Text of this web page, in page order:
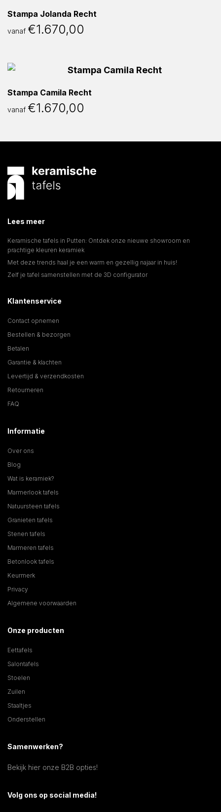
Stampa Jolanda Recht
vanaf €1.670,00
Stampa Camila Recht
vanaf €1.670,00
Lees meer
Keramische tafels in Putten: Ontdek onze nieuwe showroom en
prachtige kleuren keramiek
Met deze trends haal je een warm en gezellig najaar in huis!
Zelf je tafel samenstellen met de 3D configurator
Klantenservice
Contact opnemen
Bestellen & bezorgen
Betalen
Garantie & klachten
Levertijd & verzendkosten
Retourneren
FAQ
Informatie
Over ons
Blog
Wat is keramiek?
Marmerlook tafels
Natuursteen tafels
Granieten tafels
Stenen tafels
Marmeren tafels
Betonlook tafels
Keurmerk
Privacy
Algemene voorwaarden
Onze producten
Eettafels
Salontafels
Stoelen
Zuilen
Staaltjes
Onderstellen
Samenwerken?
Bekijk hier onze B2B opties!
Volg ons op social media!